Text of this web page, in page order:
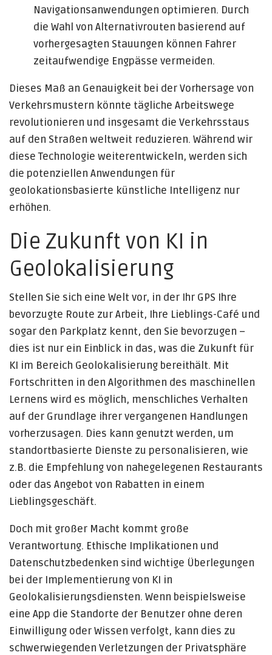
Navigationsanwendungen optimieren. Durch
die Wahl von Alternativrouten basierend auf
vorhergesagten Stauungen können Fahrer
zeitaufwendige Engpässe vermeiden.
Dieses Maß an Genauigkeit bei der Vorhersage von
Verkehrsmustern könnte tägliche Arbeitswege
revolutionieren und insgesamt die Verkehrsstaus
auf den Straßen weltweit reduzieren. Während wir
diese Technologie weiterentwickeln, werden sich
die potenziellen Anwendungen für
geolokationsbasierte künstliche Intelligenz nur
erhöhen.
Die Zukunft von KI in
Geolokalisierung
Stellen Sie sich eine Welt vor, in der Ihr GPS Ihre
bevorzugte Route zur Arbeit, Ihre Lieblings-Café und
sogar den Parkplatz kennt, den Sie bevorzugen –
dies ist nur ein Einblick in das, was die Zukunft für
KI im Bereich Geolokalisierung bereithält. Mit
Fortschritten in den Algorithmen des maschinellen
Lernens wird es möglich, menschliches Verhalten
auf der Grundlage ihrer vergangenen Handlungen
vorherzusagen. Dies kann genutzt werden, um
standortbasierte Dienste zu personalisieren, wie
z.B. die Empfehlung von nahegelegenen Restaurants
oder das Angebot von Rabatten in einem
Lieblingsgeschäft.
Doch mit großer Macht kommt große
Verantwortung. Ethische Implikationen und
Datenschutzbedenken sind wichtige Überlegungen
bei der Implementierung von KI in
Geolokalisierungsdiensten. Wenn beispielsweise
eine App die Standorte der Benutzer ohne deren
Einwilligung oder Wissen verfolgt, kann dies zu
schwerwiegenden Verletzungen der Privatsphäre